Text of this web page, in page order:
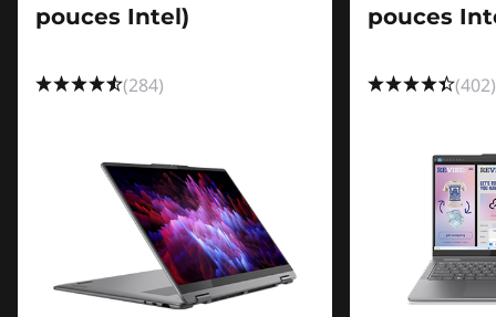
pouces Intel)
(284)
pouces
(402)